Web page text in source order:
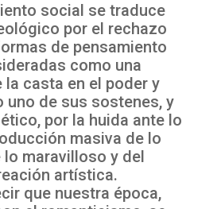
social se traduce
por el rechazo
de pensamiento
como una
la casta en el poder y
uno de sus sostenes, y
por la huida ante lo
masiva de lo
maravilloso y del
artística.
que nuestra época,